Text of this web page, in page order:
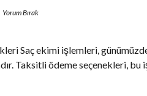
Yorum Bırak
Saç ekimi işlemleri,
Taksitli ödeme seçenekleri,